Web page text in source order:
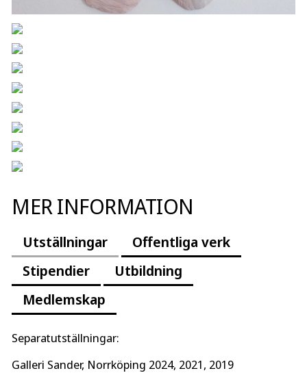
MER INFORMATION
Utställningar
Offentliga verk
Stipendier
Utbildning
Medlemskap
Separatutställningar:
Galleri Sander, Norrköping 2024, 2021, 2019